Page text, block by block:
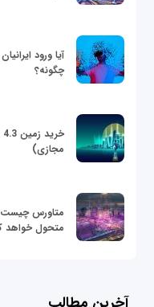
آیا ورود
چگونه؟
مجازی)
متاورس چیست
متحول خواهد